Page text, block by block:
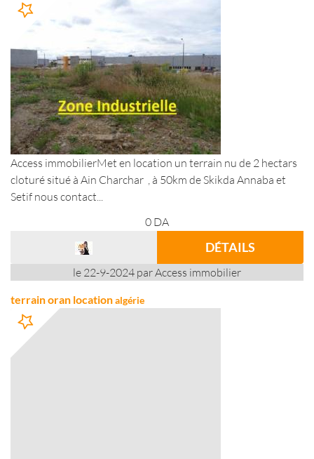
Access immobilierMet en location un terrain nu de 2 hectars
cloturé situé à Ain Charchar , à 50km de Skikda Annaba et
Setif nous contact...
0 DA
DÉTAILS
le 22-9-2024 par Access immobilier
terrain oran locationalgérie